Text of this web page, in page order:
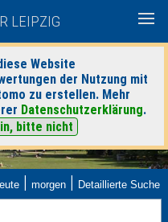
LEIPZIG
Website
der Nutzung mit
zu erstellen. Mehr
Datenschutzerklärung.
bitte nicht
| morgen | Detaillierte Suche